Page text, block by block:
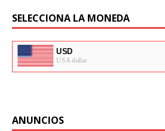
SELECCIONA LA MONEDA
USD
USA dollar
ANUNCIOS